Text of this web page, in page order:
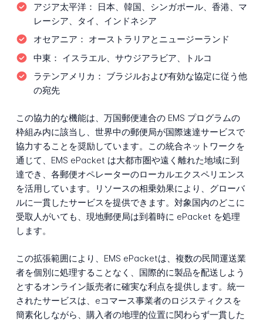
アジア太平洋：
日本、韓国、シンガポール、香港、マ
レーシア、タイ、インドネシア
オセアニア： オーストラリアとニュージーランド
中東： イスラエル、サウジアラビア、トルコ
ラテンアメリカ： ブラジルおよび有効な協定に従う他
の宛先
この協力的な機能は、万国郵便連合の EMS プログラムの
枠組み内に該当し、世界中の郵便局が国際速達サービスで
協力することを奨励しています。この統合ネットワークを
通じて、EMS ePacket は大都市圏や遠く離れた地域に到
達でき、各郵便オペレーターのローカルエクスペリエンス
を活用しています。リソースの相乗効果により、グローバ
ルに一貫したサービスを提供できます。対象国内のどこに
受取人がいても、現地郵便局は到着時に ePacket を処理
します。
この拡張範囲により、EMS ePacketは、複数の民間運送業
者を個別に処理することなく、国際的に製品を配送しよう
とするオンライン販売者に確実な利点を提供します。統一
されたサービスは、eコマース事業者のロジスティクスを
簡素化しながら、購入者の地理的位置に関わらず一貫した